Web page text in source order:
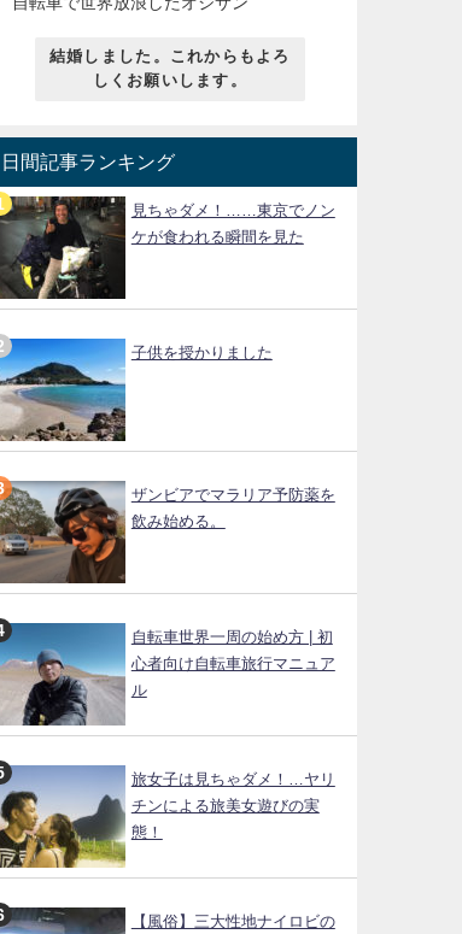
結婚しました。これからもよろ
しくお願いします。
日間記事ランキング
見ちゃダメ！……東京でノン
ケが食われる瞬間を見た
子供を授かりました
ザンビアでマラリア予防薬を
飲み始める。
自転車世界一周の始め方 | 初
心者向け自転車旅行マニュア
ル
旅女子は見ちゃダメ！…ヤリ
チンによる旅美女遊びの実
態！
【風俗】三大性地ナイロビの